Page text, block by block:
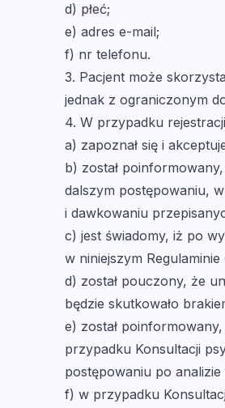
d) płeć;
e) adres e-mail;
f) nr telefonu.
3. Pacjent może
jednak z ograniczonym
4. W przypadku
a) zapoznał się i
b) został
dalszym postępowaniu,
i dawkowaniu
c) jest świadomy, iż po
w niniejszym
d) został pouczony, że
będzie skutkowało
e) został
przypadku Konsultacji
postępowaniu po
f) w przypadku